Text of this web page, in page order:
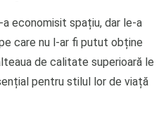
economisit spațiu, dar le-a
care nu l-ar fi putut obține
de calitate superioară le
pentru stilul lor de viață